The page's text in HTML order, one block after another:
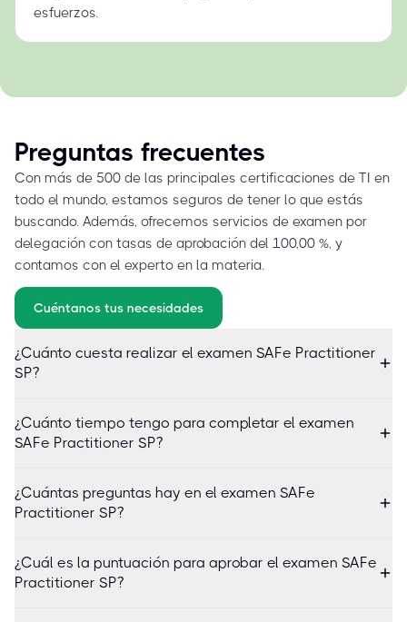
esfuerzos.
Preguntas frecuentes
Con más de 500 de las principales certificaciones de TI en
todo el mundo, estamos seguros de tener lo que estás
buscando. Además, ofrecemos servicios de examen por
delegación con tasas de aprobación del 100,00 %, y
contamos con el experto en la materia.
Cuéntanos tus necesidades
¿Cuánto cuesta realizar el examen SAFe Practitioner
SP?
¿Cuánto tiempo tengo para completar el examen
SAFe Practitioner SP?
¿Cuántas preguntas hay en el examen SAFe
Practitioner SP?
¿Cuál es la puntuación para aprobar el examen SAFe
Practitioner SP?